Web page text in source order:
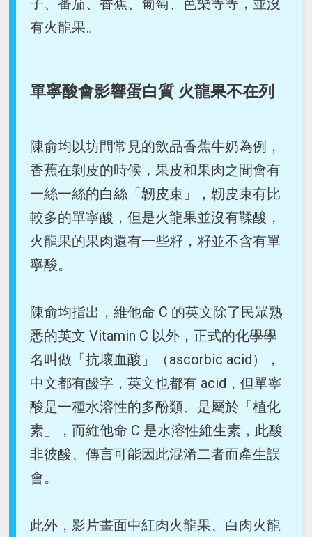
子、番茄、香蕉、葡萄、芭樂等等，並沒
有火龍果。
單寧酸會影響蛋白質 火龍果不在列
陳俞均以坊間常見的飲品香蕉牛奶為例，
香蕉在剝皮的時候，果皮和果肉之間會有
一絲一絲的白絲「韌皮束」，韌皮束有比
較多的單寧酸，但是火龍果並沒有鞣酸，
火龍果的果肉還有一些籽，籽並不含有單
寧酸。
陳俞均指出，維他命 C 的英文除了民眾熟
悉的英文 Vitamin C 以外，正式的化學學
名叫做「抗壞血酸」（ascorbic acid），
中文都有酸字，英文也都有 acid，但單寧
酸是一種水溶性的多酚類、是屬於「植化
素」，而維他命 C 是水溶性維生素，此酸
非彼酸、傳言可能因此混淆二者而產生誤
會。
此外，影片畫面中紅肉火龍果、白肉火龍